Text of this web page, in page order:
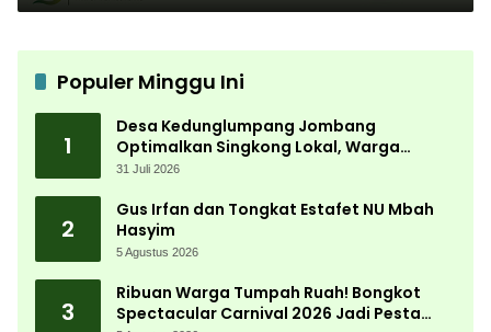
Populer Minggu Ini
1
Desa Kedunglumpang Jombang
Optimalkan Singkong Lokal, Warga
Diajari Produksi Tepung Mocaf
31 Juli 2026
2
Gus Irfan dan Tongkat Estafet NU Mbah
Hasyim
5 Agustus 2026
3
Ribuan Warga Tumpah Ruah! Bongkot
Spectacular Carnival 2026 Jadi Pesta